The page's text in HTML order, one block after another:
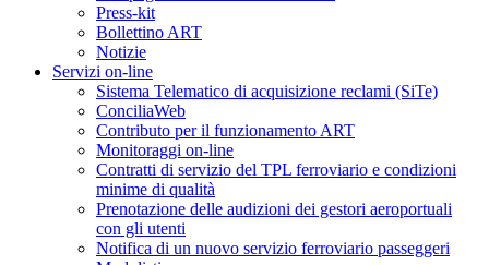
Press-kit
Bollettino ART
Notizie
Servizi on-line
Sistema Telematico di acquisizione reclami (SiTe)
ConciliaWeb
Contributo per il funzionamento ART
Monitoraggi on-line
Contratti di servizio del TPL ferroviario e condizioni
minime di qualità
Prenotazione delle audizioni dei gestori aeroportuali
con gli utenti
Notifica di un nuovo servizio ferroviario passeggeri